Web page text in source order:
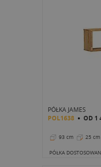
PÓŁKA JAMES
POL1638 OD 1
93 cm 25 cm
PÓŁKA